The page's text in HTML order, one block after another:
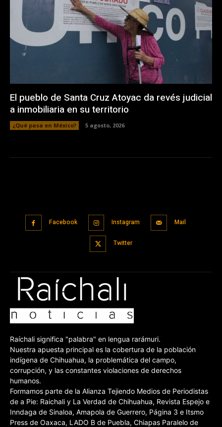
El pueblo de Santa Cruz Atoyac da revés judicial
a inmobiliaria en su territorio
¿Qué pasa en México? 5 agosto, 2026
Facebook Instagram Mail
Twitter
Raíchali significa "palabra" en lengua rarámuri.
Nuestra apuesta principal es la cobertura de la población
indígena de Chihuahua, la problemática del campo,
corrupción, y las constantes violaciones de derechos
humanos.
Formamos parte de la Alianza Tejiendo Medios de Periodistas
de a Pie: Raichali y La Verdad de Chihuahua, Revista Espejo e
Inndaga de Sinaloa, Amapola de Guerrero, Página 3 e Itsmo
Press de Oaxaca, LADO B de Puebla, Chiapas Paralelo de